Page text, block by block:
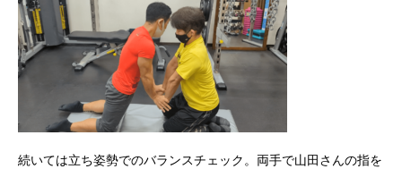
続いては立ち姿勢でのバランスチェック。両手で山田さんの指を